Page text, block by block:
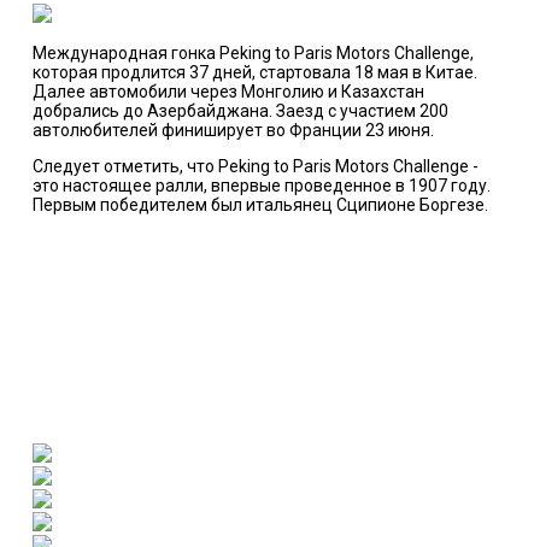
Международная гонка Peking to Paris Motors Challenge,
которая продлится 37 дней, стартовала 18 мая в Китае.
Далее автомобили через Монголию и Казахстан
добрались до Азербайджана. Заезд с участием 200
автолюбителей финиширует во Франции 23 июня.
Следует отметить, что Peking to Paris Motors Challenge -
это настоящее ралли, впервые проведенное в 1907 году.
Первым победителем был итальянец Сципионе Боргезе.